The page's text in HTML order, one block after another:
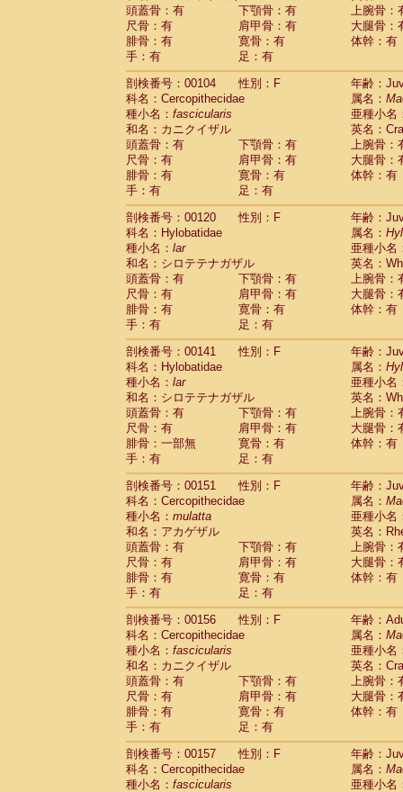
頭蓋骨：有
下顎骨：有
上腕骨：
尺骨：有
肩甲骨：有
大腿骨：
腓骨：有
寛骨：有
体幹：有
手：有
足：有
剖検番号：00104
性別：F
年齢：
科名：Cercopithecidae
属名：
種小名： fascicularis
亜種小名
和名：カニクイザル
英名：
頭蓋骨：有
下顎骨：有
上腕骨：
尺骨：有
肩甲骨：有
大腿骨：
腓骨：有
寛骨：有
体幹：有
手：有
足：有
剖検番号：00120
性別：F
年齢：
科名：Hylobatidae
属名：
種小名： lar
亜種小名
和名：シロテテナガザル
英名：
頭蓋骨：有
下顎骨：有
上腕骨：
尺骨：有
肩甲骨：有
大腿骨：
腓骨：有
寛骨：有
体幹：有
手：有
足：有
剖検番号：00141
性別：F
年齢：
科名：Hylobatidae
属名：
種小名： lar
亜種小名
和名：シロテテナガザル
英名：
頭蓋骨：有
下顎骨：有
上腕骨：
尺骨：有
肩甲骨：有
大腿骨：
腓骨：一部無
寛骨：有
体幹：有
手：有
足：有
剖検番号：00151
性別：F
年齢：
科名：Cercopithecidae
属名：
種小名： mulatta
亜種小名
和名：アカゲザル
英名：
頭蓋骨：有
下顎骨：有
上腕骨：
尺骨：有
肩甲骨：有
大腿骨：
腓骨：有
寛骨：有
体幹：有
手：有
足：有
剖検番号：00156
性別：F
年齢：
科名：Cercopithecidae
属名：
種小名： fascicularis
亜種小名
和名：カニクイザル
英名：
頭蓋骨：有
下顎骨：有
上腕骨：
尺骨：有
肩甲骨：有
大腿骨：
腓骨：有
寛骨：有
体幹：有
手：有
足：有
剖検番号：00157
性別：F
年齢：
科名：Cercopithecidae
属名：
種小名： fascicularis
亜種小名